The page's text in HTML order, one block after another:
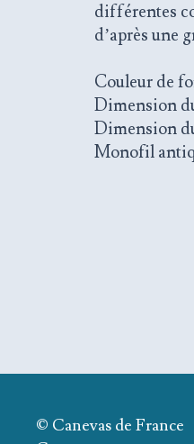
différentes
d’après une
Couleur de
Dimension
Dimension
Monofil
© Canevas de France